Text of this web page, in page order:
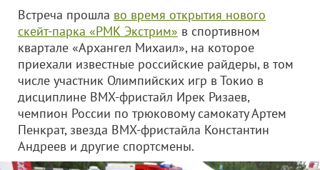
Встреча прошла во время открытия нового
скейт-парка «РМК Экстрим» в спортивном
квартале «Архангел Михаил», на которое
приехали известные российские райдеры, в том
числе участник Олимпийских игр в Токио в
дисциплине BMX-фристайл Ирек Ризаев,
чемпион России по трюковому самокату Артем
Пенкрат, звезда BMX-фристайла Константин
Андреев и другие спортсмены.